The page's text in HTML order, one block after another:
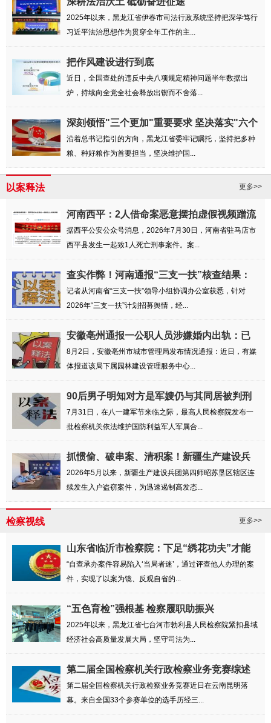
2025年以来，黑龙江省伊春市司法行政系统坚持把深学笃行
习近平法治思想作为贯穿全年工作的主...
把作风建设进行到底
近日，全国查处的违反中央八项规定精神问题半年数据出
炉，持续向全党全社会释放出锲而不舍落...
深刻领悟"三个更加"重要要求 坚决落实"六个
强...
沿着总书记指引的方向，黑龙江省委牢记嘱托，坚持把多种
粮、种好粮作为首要担当，坚决维护国...
以案释法 更多>>
河南西平：2人借命案恶意摆拍虚假视频蹭流
量被罚
据西平公安公众号消息，2026年7月30日，河南省驻马店市
西平县发生一起致1人死亡刑事案件。案...
查实作弊！河南通报“三支一扶”核查结果：
相...
记者从河南省“三支一扶”领导小组协调办公室获悉，针对
2026年“三支一扶”计划招募舆情，经...
安徽亳州通报一公职人员涉嫌婚内出轨：已
成立...
8月2日，安徽亳州市城市管理局发布情况通报：近日，有媒
体报道该局下属园林建设管理服务中心...
90后男子明知对方是军嫂仍与其同居被判刑
六个月
7月31日，在八一建军节来临之际，最高人民检察院发布一
批检察机关依法维护国防利益军人军属合...
抓惯偷、破串案、清积案！新疆生产建设兵
团第...
2026年5月以来，新疆生产建设兵团第四师昭苏垦区辖区连
续发生入户盗窃案件，为迅速遏制高发态...
检察视线 更多>>
山东省临沂市检察院：下足“绣花功夫”才能
练...
“自查承办案件容易陷入‘当局者迷’，通过评查他人办理的案
件，实现了以案为镜、反观自省的...
“五色育检”强根基 检察履职助振兴
2025年以来，黑龙江省七台河市勃利县人民检察院紧扣县域
经济社会高质量发展大局，坚守司法为...
第二届全国检察机关行政检察业务竞赛综述
第二届全国检察机关行政检察业务竞赛近日在云南昆明落
幕。来自全国33个参赛单位的选手历经三...